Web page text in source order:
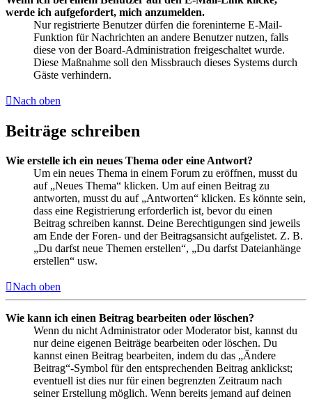
werde ich aufgefordert, mich anzumelden.
Nur registrierte Benutzer dürfen die foreninterne E-Mail-
Funktion für Nachrichten an andere Benutzer nutzen, falls
diese von der Board-Administration freigeschaltet wurde.
Diese Maßnahme soll den Missbrauch dieses Systems durch
Gäste verhindern.
Nach oben
Beiträge schreiben
Wie erstelle ich ein neues Thema oder eine Antwort?
Um ein neues Thema in einem Forum zu eröffnen, musst du
auf „Neues Thema“ klicken. Um auf einen Beitrag zu
antworten, musst du auf „Antworten“ klicken. Es könnte sein,
dass eine Registrierung erforderlich ist, bevor du einen
Beitrag schreiben kannst. Deine Berechtigungen sind jeweils
am Ende der Foren- und der Beitragsansicht aufgelistet. Z. B.
„Du darfst neue Themen erstellen“, „Du darfst Dateianhänge
erstellen“ usw.
Nach oben
Wie kann ich einen Beitrag bearbeiten oder löschen?
Wenn du nicht Administrator oder Moderator bist, kannst du
nur deine eigenen Beiträge bearbeiten oder löschen. Du
kannst einen Beitrag bearbeiten, indem du das „Ändere
Beitrag“-Symbol für den entsprechenden Beitrag anklickst;
eventuell ist dies nur für einen begrenzten Zeitraum nach
seiner Erstellung möglich. Wenn bereits jemand auf deinen